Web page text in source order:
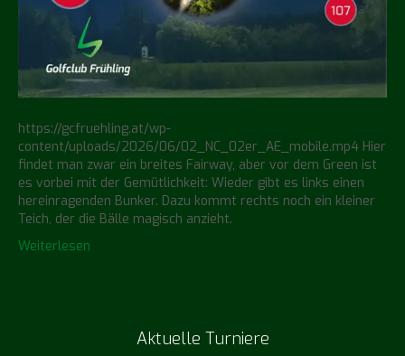
https://gcfruehling.at/wp-
content/uploads/2026/06/02_NC_02er_AE_mobile.mp4 Hier
findet man zwar ein breites Fairway, aber vor dem Green ist
es vorbei mit der Gemütlichkeit: Wieder gibt es links einen
hereinragenden Bunker. Dazu kommt rechts noch ein kleiner
Teich, der die Bälle magisch anzieht.
Weiterlesen
Aktuelle Turniere